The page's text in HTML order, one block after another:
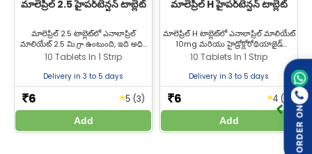
Q4. నా రక్తపోటు నార్మల్ అయిన తర్వాత Malepril 5 Tablet
ఆపవచ్చా?
Q5. Malepril 5 Tablet వల్ల దగ్గు వస్తుందా?
Manufacturer / Marketer:
Zeelab Pharmacy Pvt Ltd.
మాలెప్రిల్ 2.5 హైపర్‌టెన్షన్ టాబ్లెట్
మాలెప్రిల్ 2.5 టాబ్లెట్‌లో ఎనాలాప్రిల్
మాలియేట్ 2.5 మి.గ్రా ఉంటుంది, ఇది అధిక
రక్తపోటు మరియు గుండె సంబంధిత
సమస్యల చికిత్సకు ఉపయోగిస్తారు.
ఎనాలాప్రిల్ మాలియేట్ 2.5 టాబ్లెట్‌ను ఉత్తమ
10 Tablets In 1 Strip
Delivery in 3 to 5 days
₹6 ★5 (3)
Add
మాలెప్రిల్ H హైపర్‌టెన్షన్ టాబ్లెట్
మాలెప్రిల్ H టాబ్లెట్‌లో ఎనాలాప్రిల్ మాలియేట్
10mg మరియు హైడ్రోక్లోరోథియాజైడ్
12.5mg ఉంటాయి, ఇవి రక్తపోటు
(హైపర్‌టెన్షన్) చికిత్స కోసం ఉపయోగిస్తారు.
మాలెప్రిల్ H టాబ్లెట్‌ను జీల్యాబ్ ఫార్మసీ నుండి
10 Tablets In 1 Strip
Delivery in 3 to 5 days
₹6 ★4 (1)
Add ORDER ON